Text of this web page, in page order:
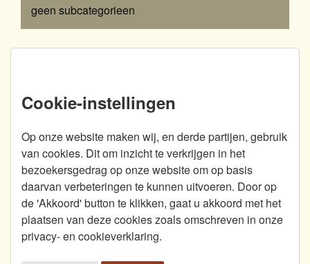
processie van Vrijthof naar Keizer
oude ansichten Maastricht: litho, gelopen
in 1898 (150125)
geen subcategorieen
Vul uw e-mailadres in en blijf op de hoogte van de
laatst geplaatste ansichten. Plaatst 'Post van
Vroeger' een nieuwe ansicht op de website, dan
ontvangt u een bericht per e-mail.
Abonneren
Cookie-instellingen
Op onze website maken wij, en derde partijen, gebruik
van cookies. Dit om inzicht te verkrijgen in het
bezoekersgedrag op onze website om op basis
daarvan verbeteringen te kunnen uitvoeren. Door op
de 'Akkoord' button te klikken, gaat u akkoord met het
plaatsen van deze cookies zoals omschreven in onze
privacy- en cookieverklaring.